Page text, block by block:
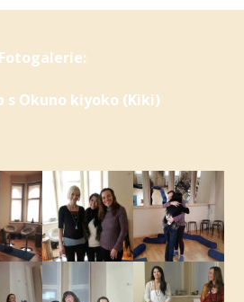
Fotogalerie:
Okuno kiyoko (Kiki)